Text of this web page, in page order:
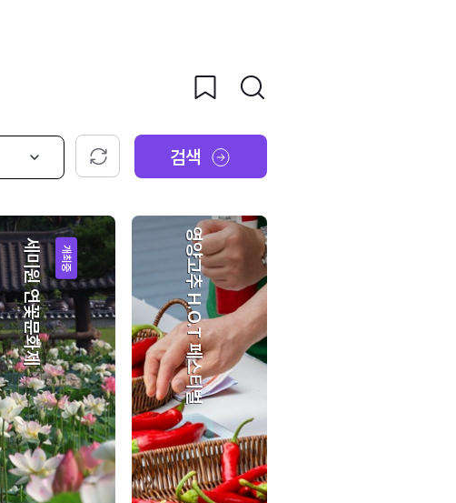
초기화 검색
개최중
세미원 연꽃문화제 영양고추 H.O.T 페스티벌